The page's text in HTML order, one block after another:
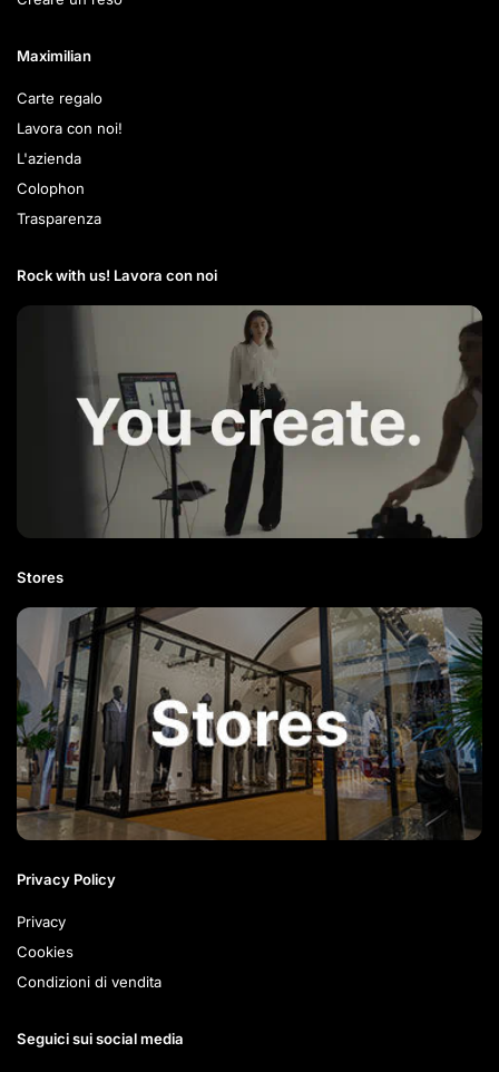
Maximilian
Carte regalo
Lavora con noi!
L'azienda
Colophon
Trasparenza
Rock with us! Lavora con noi​
Stores
Privacy Policy
Privacy
Cookies
Condizioni di vendita
Seguici sui social media